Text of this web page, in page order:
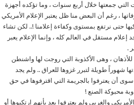
التي جمعتها خلال أربع سنوات ، وما تؤكده أجهزة
، رغم أن البعض منا ظل يعتبر الإعلام الأمريكي
حتى نرتفع بمستوى وكفاءة إعلامنا !.. لكن تشاء
مستقل في العالم كله ، وإنما الإعلام يعبر
.
للأذهان ، وهى الأكذوبة التي روجت لها واشنطن
شهوراً طويلة لتبرر غزوها للعراق .. ولم يجد
سوى أن يعترفوا بالجريمة التي اقترفوها في حق
محبوكة الصنع !
والغربي ولم يعترفوا بعد بأنهم ارتكبوها أو